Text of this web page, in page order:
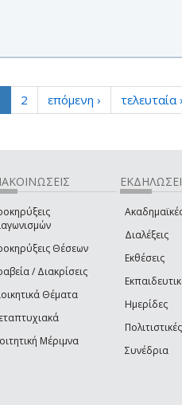
2 επόμενη › τελευταία
Θέσεων
/ Διακρίσεις
Θέματα
Μέριμνα
Διαλέξεις
Εκθέσεις
Ημερίδες
Συνέδρια